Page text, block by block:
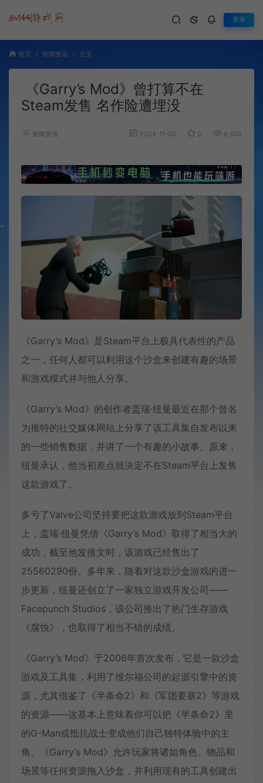
登录
首页 新闻资讯 正文
《Garry’s Mod》曾打算不在
Steam发售 名作险遭埋没
新闻资讯 2024-11-30 0 8,400
《Garry’s Mod》是Steam平台上极具代表性的产品
之一，任何人都可以利用这个沙盒来创建有趣的场景
和游戏模式并与他人分享。
《Garry’s Mod》的创作者盖瑞·纽曼最近在那个曾名
为推特的社交媒体网站上分享了该工具集自发布以来
的一些销售数据，并讲了一个有趣的小故事。原来，
纽曼承认，他当初差点就决定不在Steam平台上发售
这款游戏了。
多亏了Valve公司坚持要把这款游戏放到Steam平台
上，盖瑞·纽曼凭借《Garry’s Mod》取得了相当大的
成功，截至他发推文时，该游戏已经售出了
25560290份。多年来，随着对这款沙盒游戏的进一
步更新，纽曼还创立了一家独立游戏开发公司——
Facepunch Studios，该公司推出了热门生存游戏
《腐蚀》，也取得了相当不错的成绩。
《Garry’s Mod》于2006年首次发布，它是一款沙盒
游戏及工具集，利用了维尔福公司的起源引擎中的资
源，尤其借鉴了《半条命2》和《军团要塞2》等游戏
的资源——这基本上意味着你可以把《半条命2》里
的G-Man或抵抗战士变成他们自己独特体验中的主
角。《Garry’s Mod》允许玩家将诸如角色、物品和
场景等任何资源拖入沙盒，并利用现有的工具创建出